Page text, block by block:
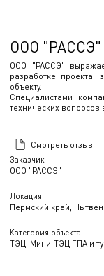
Заказчик
ООО "РАССЭ"
Локация
Пермский край,
Категория объекта
ТЭЦ, Мини-ТЭЦ ГПА и
ООО "РАССЭ"
ООО "РАССЭ"
разработке
объекту.
Специалистами
технических вопросов
Смотреть отзыв